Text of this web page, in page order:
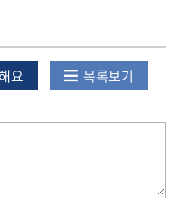
요 목록보기